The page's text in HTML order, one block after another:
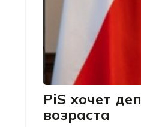
PiS хочет
возраста